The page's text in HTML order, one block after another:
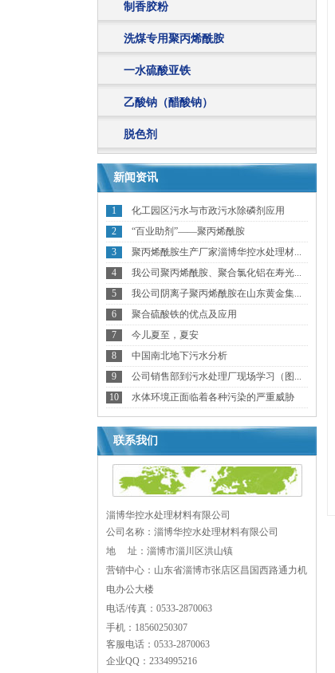
制香胶粉
洗煤专用聚丙烯酰胺
一水硫酸亚铁
乙酸钠（醋酸钠）
脱色剂
新闻资讯
1
化工园区污水与市政污水除磷剂应用
2
“百业助剂”——聚丙烯酰胺
3
聚丙烯酰胺生产厂家淄博华控水处理材...
4
我公司聚丙烯酰胺、聚合氯化铝在寿光...
5
我公司阴离子聚丙烯酰胺在山东黄金集...
6
聚合硫酸铁的优点及应用
7
今儿夏至，夏安
8
中国南北地下污水分析
9
公司销售部到污水处理厂现场学习（图...
10
水体环境正面临着各种污染的严重威胁
联系我们
淄博华控水处理材料有限公司
公司名称：淄博华控水处理材料有限公司
地 址： 淄博市淄川区洪山镇
营销中心：山东省淄博市张店区昌国西路通力机
电办公大楼
电话/传真：0533-2870063
手机：18560250307
客服电话：0533-2870063
企业QQ：2334995216